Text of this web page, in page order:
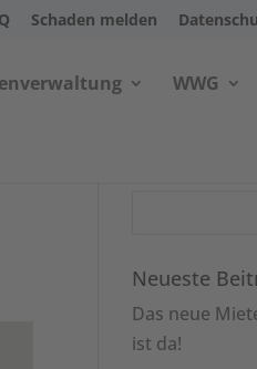
Schaden melden
WWG
Neueste
Das neue
ist da!